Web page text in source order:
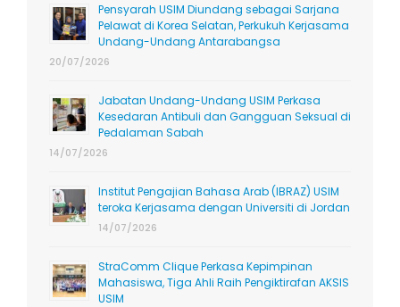
Pensyarah USIM Diundang sebagai Sarjana
Pelawat di Korea Selatan, Perkukuh Kerjasama
Undang-Undang Antarabangsa
20/07/2026
Jabatan Undang-Undang USIM Perkasa
Kesedaran Antibuli dan Gangguan Seksual di
Pedalaman Sabah
14/07/2026
Institut Pengajian Bahasa Arab (IBRAZ) USIM
teroka Kerjasama dengan Universiti di Jordan
14/07/2026
StraComm Clique Perkasa Kepimpinan
Mahasiswa, Tiga Ahli Raih Pengiktirafan AKSIS
USIM